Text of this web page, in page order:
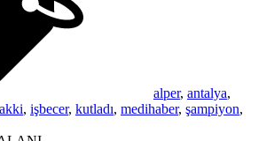
alper, antalya,
, işbecer, kutladı, medihaber, şampiyon,